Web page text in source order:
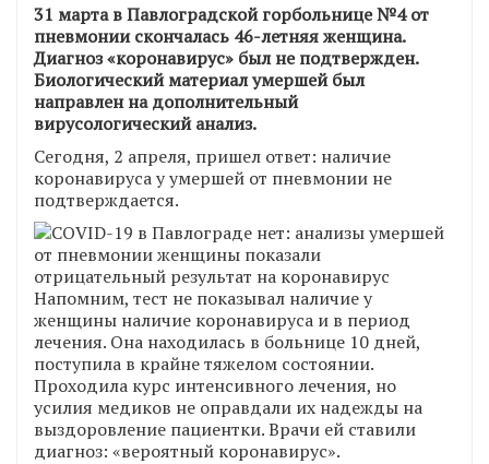
31 марта в Павлоградской горбольнице №4 от
пневмонии скончалась 46-летняя женщина.
Диагноз «коронавирус» был не подтвержден.
Биологический материал умершей был
направлен на дополнительный
вирусологический анализ.
Сегодня, 2 апреля, пришел ответ: наличие
коронавируса у умершей от пневмонии не
подтверждается.
Напомним, тест не показывал наличие у
женщины наличие коронавируса и в период
лечения. Она находилась в больнице 10 дней,
поступила в крайне тяжелом состоянии.
Проходила курс интенсивного лечения, но
усилия медиков не оправдали их надежды на
выздоровление пациентки. Врачи ей ставили
диагноз: «вероятный коронавирус».